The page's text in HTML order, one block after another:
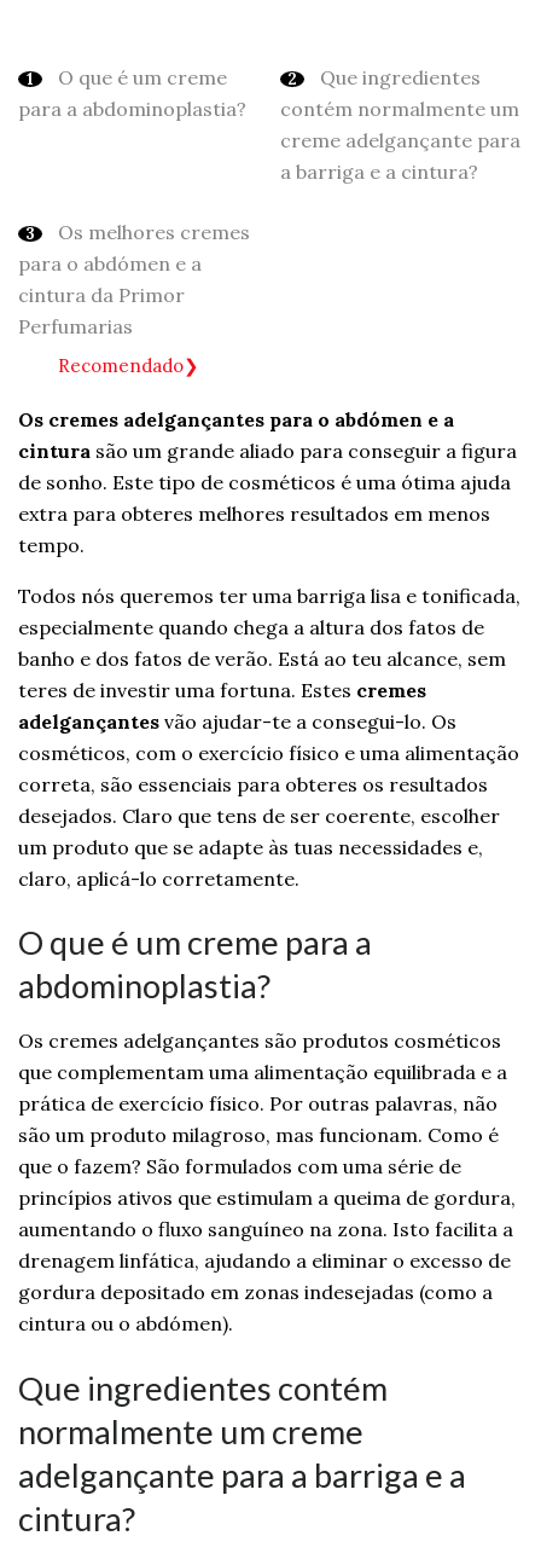
O que é um creme
para a abdominoplastia?
Que ingredientes
contém normalmente um
creme adelgançante para
a barriga e a cintura?
Os melhores cremes
para o abdómen e a
cintura da Primor
Perfumarias
Recomendado
Os cremes adelgançantes para o abdómen e a
cintura são um grande aliado para conseguir a figura
de sonho. Este tipo de cosméticos é uma ótima ajuda
extra para obteres melhores resultados em menos
tempo.
Todos nós queremos ter uma barriga lisa e tonificada,
especialmente quando chega a altura dos fatos de
banho e dos fatos de verão. Está ao teu alcance, sem
teres de investir uma fortuna. Estes cremes
adelgançantes vão ajudar-te a consegui-lo. Os
cosméticos, com o exercício físico e uma alimentação
correta, são essenciais para obteres os resultados
desejados. Claro que tens de ser coerente, escolher
um produto que se adapte às tuas necessidades e,
claro, aplicá-lo corretamente.
O que é um creme para a
abdominoplastia?
Os cremes adelgançantes são produtos cosméticos
que complementam uma alimentação equilibrada e a
prática de exercício físico. Por outras palavras, não
são um produto milagroso, mas funcionam. Como é
que o fazem? São formulados com uma série de
princípios ativos que estimulam a queima de gordura,
aumentando o fluxo sanguíneo na zona. Isto facilita a
drenagem linfática, ajudando a eliminar o excesso de
gordura depositado em zonas indesejadas (como a
cintura ou o abdómen).
Que ingredientes contém
normalmente um creme
adelgançante para a barriga e a
cintura?